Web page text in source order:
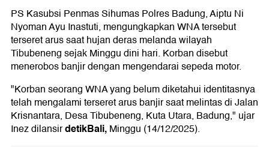
PS Kasubsi Penmas Sihumas Polres Badung, Aiptu Ni
Nyoman Ayu Inastuti, mengungkapkan WNA tersebut
terseret arus saat hujan deras melanda wilayah
Tibubeneng sejak Minggu dini hari. Korban disebut
menerobos banjir dengan mengendarai sepeda motor.
"Korban seorang WNA yang belum diketahui identitasnya
telah mengalami terseret arus banjir saat melintas di Jalan
Krisnantara, Desa Tibubeneng, Kuta Utara, Badung," ujar
Inez dilansirdetikBali,Minggu (14/12/2025).